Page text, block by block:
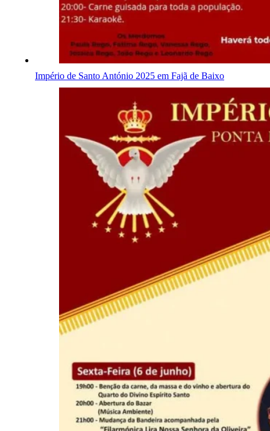
Império de Santo António 2025 em Fajã de Baixo